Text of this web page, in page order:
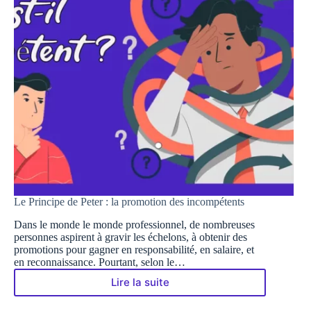
Le Principe de Peter : la promotion des incompétents
Dans le monde le monde professionnel, de nombreuses
personnes aspirent à gravir les échelons, à obtenir des
promotions pour gagner en responsabilité, en salaire, et
en reconnaissance. Pourtant, selon le…
Lire la suite
Le